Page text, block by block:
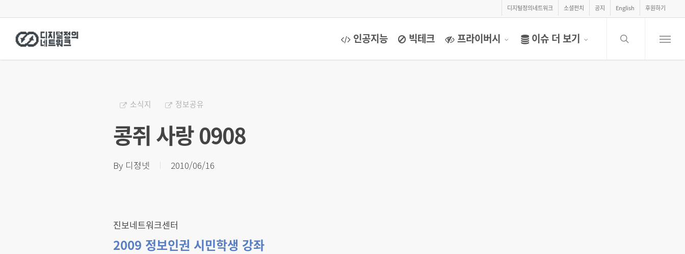
main
디지털정의네트워크 소셜펀치 공지 English 후원하기
인공지능 빅테크 프라이버시 이슈 더 보기
search
Menu
소식지 정보공유
콩쥐 사랑 0908
By 디정넷 2010/06/16
진보네트워크센터
2009 정보인권 시민학생 강좌